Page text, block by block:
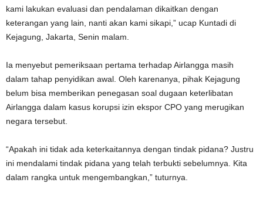
kami lakukan evaluasi dan pendalaman dikaitkan dengan
keterangan yang lain, nanti akan kami sikapi,” ucap Kuntadi di
Kejagung, Jakarta, Senin malam.
Ia menyebut pemeriksaan pertama terhadap Airlangga masih
dalam tahap penyidikan awal. Oleh karenanya, pihak Kejagung
belum bisa memberikan penegasan soal dugaan keterlibatan
Airlangga dalam kasus korupsi izin ekspor CPO yang merugikan
negara tersebut.
“Apakah ini tidak ada keterkaitannya dengan tindak pidana? Justru
ini mendalami tindak pidana yang telah terbukti sebelumnya. Kita
dalam rangka untuk mengembangkan,” tuturnya.